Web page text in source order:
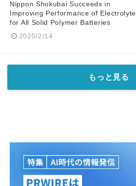
Nippon Shokubai Succeeds in
Improving Performance of Electrolyte
for All Solid Polymer Batteries
2020/2/14
もっと見る